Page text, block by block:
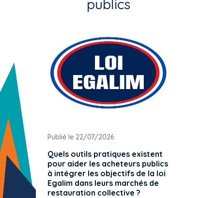
publics
Publié le 22/07/2026
Quels outils pratiques existent
pour aider les acheteurs publics
à intégrer les objectifs de la loi
Egalim dans leurs marchés de
restauration collective ?